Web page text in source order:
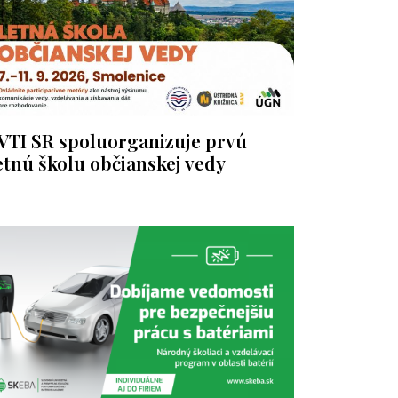
SR spoluorganizuje prvú
školu občianskej vedy